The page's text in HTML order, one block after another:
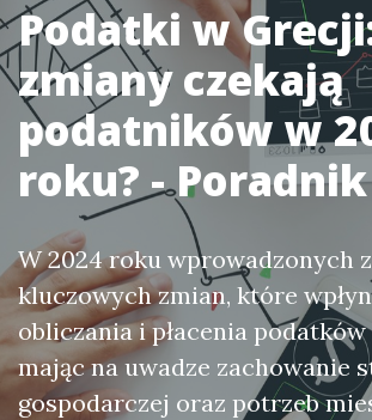
Podatki w
zmiany czekają
podatników w
roku? - Poradnik
W 2024 roku wprowadzonych
kluczowych zmian, które
obliczania i płacenia podatków
mając na uwadze zachowanie
gospodarczej oraz potrzeb